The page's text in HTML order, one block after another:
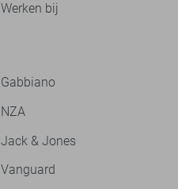
Werken bij
Gabbiano
NZA
Jack & Jones
Vanguard